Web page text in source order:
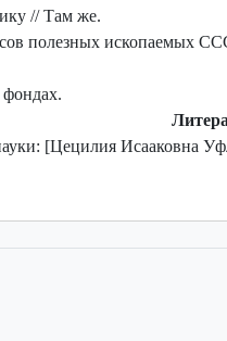
// Там же.
полезных ископаемых
фондах.
[Цецилия Исааковна